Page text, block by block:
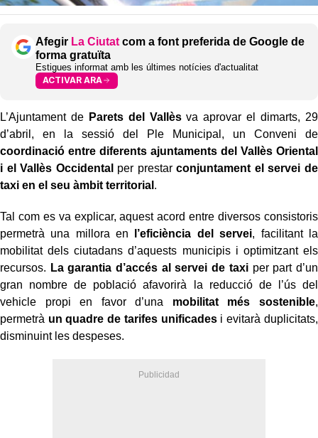
Afegir La Ciutat com a font preferida de Google de
forma gratuïta
Estigues informat amb les últimes notícies d'actualitat
ACTIVAR ARA
L’Ajuntament de Parets del Vallèsva aprovar el dimarts, 29
d’abril, en la sessió del Ple Municipal, un Conveni de
coordinació entre diferents ajuntaments del Vallès Oriental
i el Vallès Occidental per prestarconjuntament el servei de
taxi en el seu àmbit territorial .
Tal com es va explicar, aquest acord entre diversos consistoris
permetrà una millora en
l’eficiència del servei, facilitant la
mobilitat dels ciutadans d’aquests municipis i optimitzant els
recursos. La garantia d’accés al servei de taxiper part d’un
gran nombre de població afavorirà la reducció de l’ús del
vehicle propi en favor d’una mobilitat més sostenible,
permetrà un quadre de tarifes unificadesi evitarà duplicitats,
disminuint les despeses.